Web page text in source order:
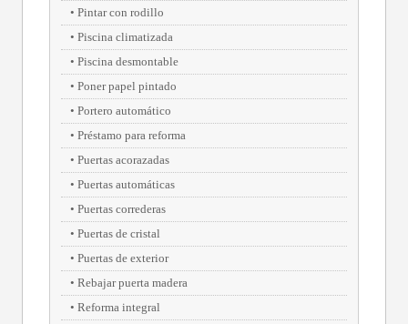
Pintar con rodillo
Piscina climatizada
Piscina desmontable
Poner papel pintado
Portero automático
Préstamo para reforma
Puertas acorazadas
Puertas automáticas
Puertas correderas
Puertas de cristal
Puertas de exterior
Rebajar puerta madera
Reforma integral